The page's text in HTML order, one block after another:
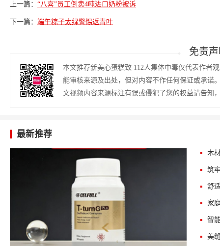
上一篇： “八喜”员工倒卖4吨进口奶粉被诉
下一篇： 端午粽子太绿警惕返青叶
免责
本文推荐新美心蛋糕致 112人集体中毒仅代表作者
能审核来源及出处，但对内容不作任何保证或承诺
文视频内容来源标注有误或侵犯了您的权益请告知
最新推荐
木
筑
智